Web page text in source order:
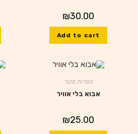
₪30.00
Add to cart
ספרות מקור
אבוא בלי אוויר
₪25.00